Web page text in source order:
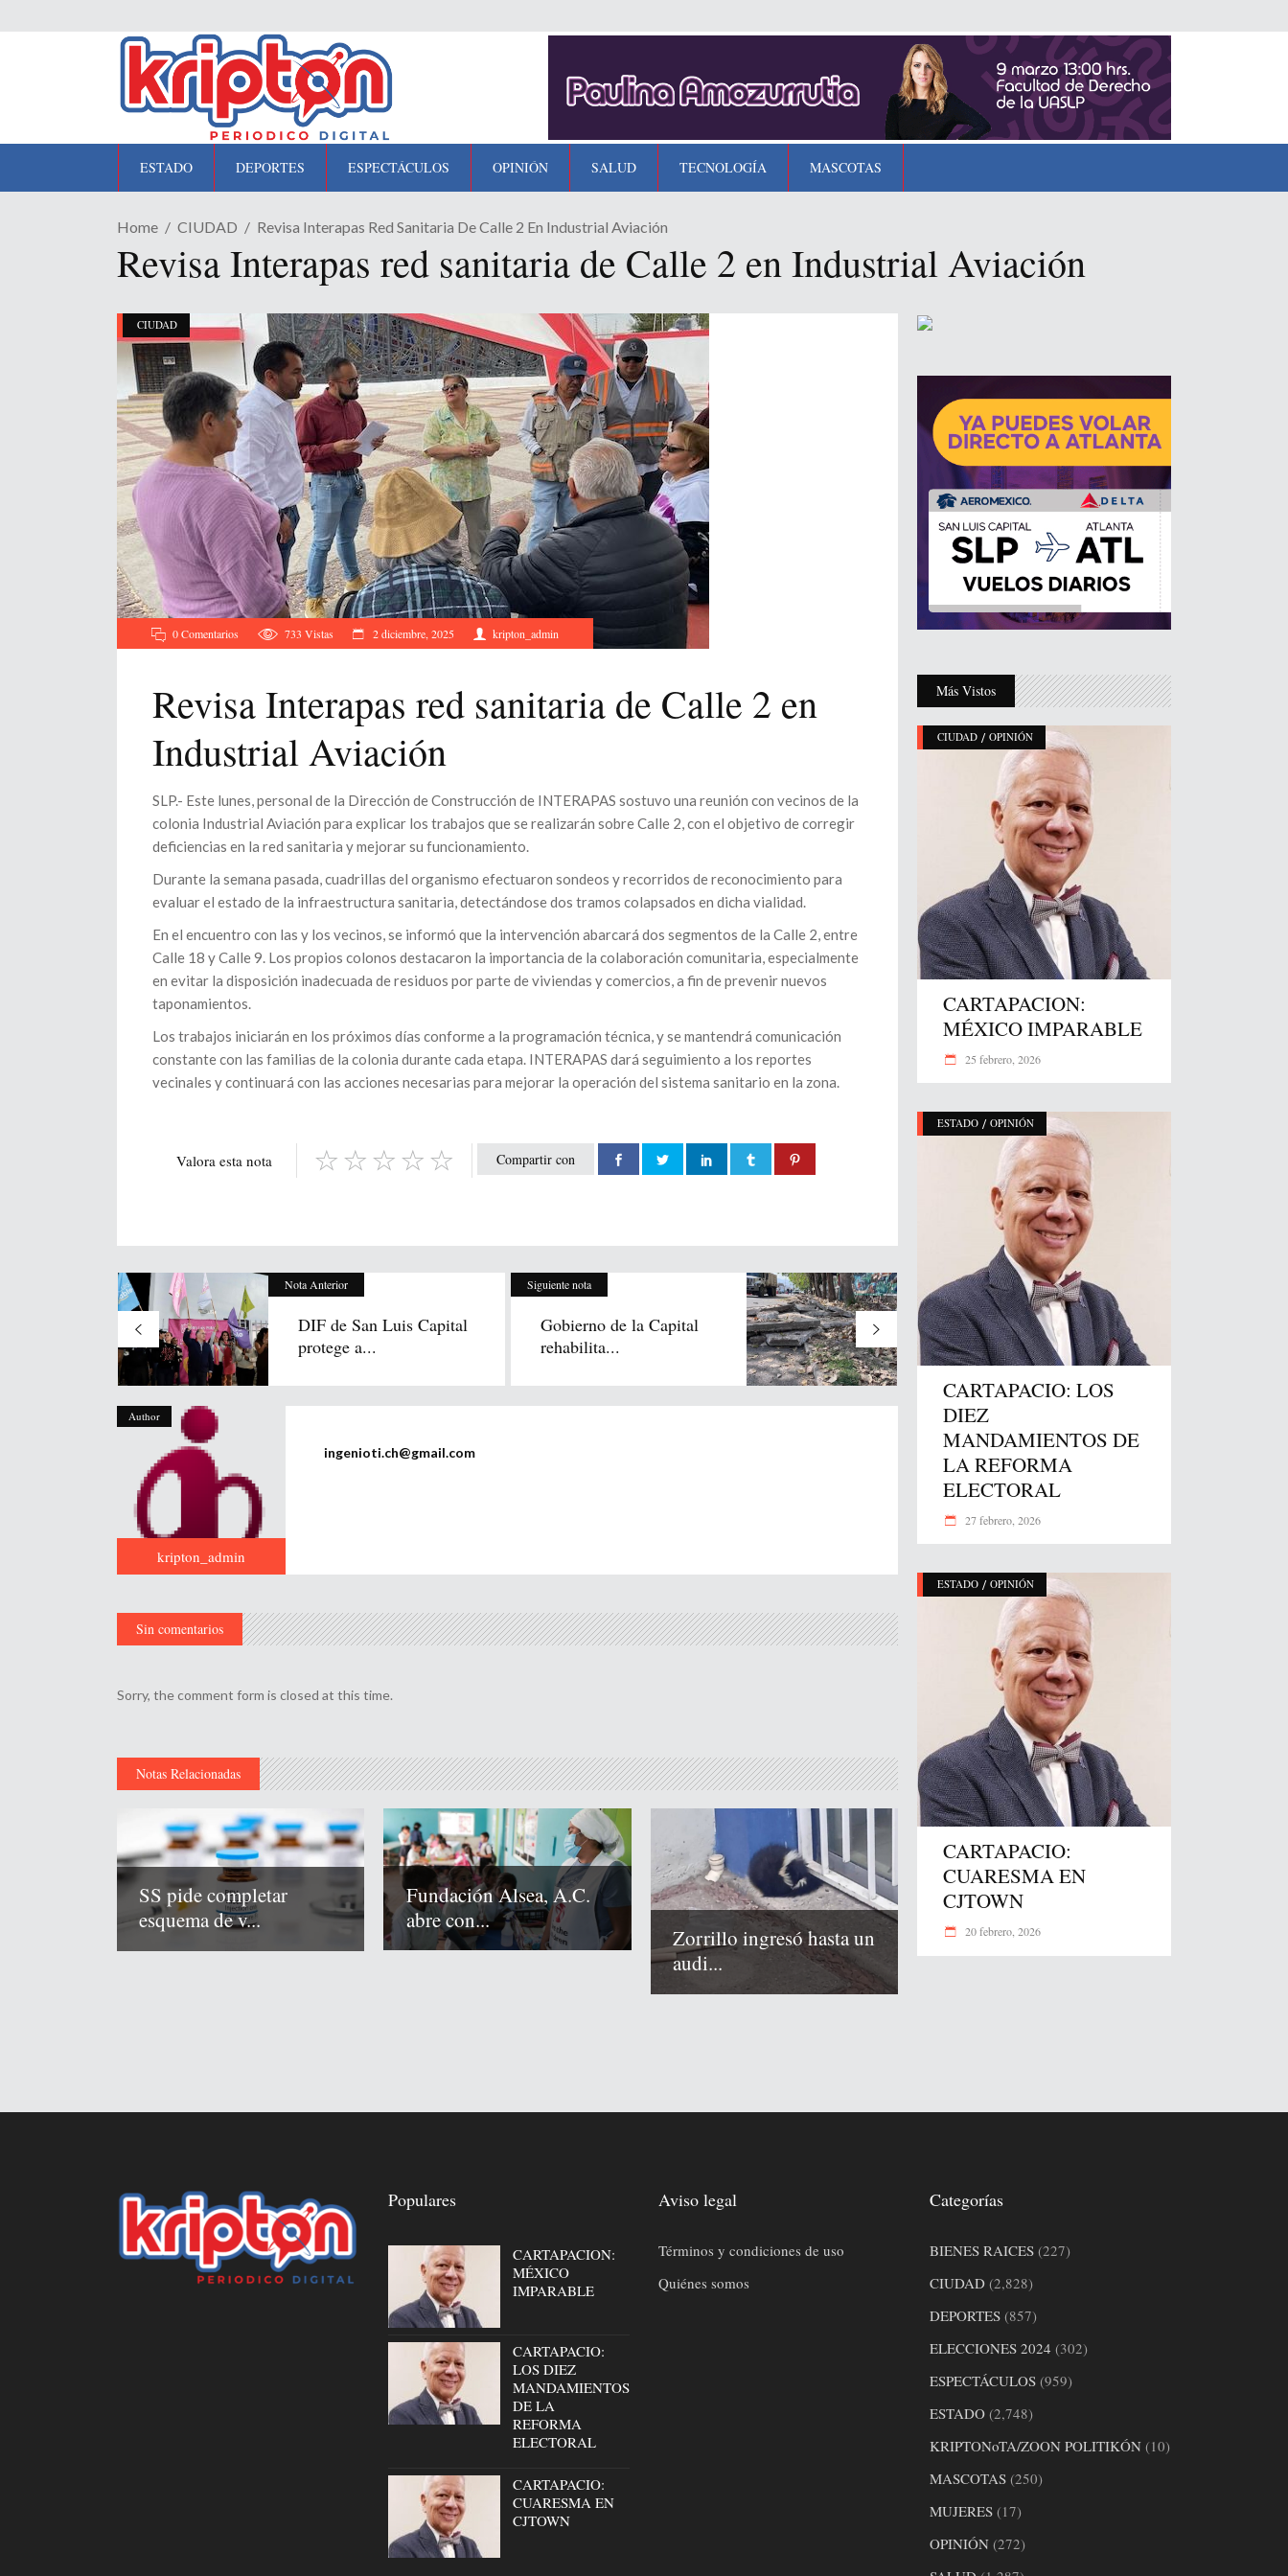
ESTADO DEPORTES ESPECTÁCULOS OPINIÓN SALUD TECNOLOGÍA MASCOTAS
Home CIUDAD Revisa Interapas Red Sanitaria De Calle 2 En Industrial Aviación
Revisa Interapas red sanitaria de Calle 2 en Industrial Aviación
CIUDAD
0 Comentarios 733 Vistas 2 diciembre, 2025 kripton_admin
Revisa Interapas red sanitaria de Calle 2 en
Industrial Aviación
SLP.- Este lunes, personal de la Dirección de Construcción de INTERAPAS sostuvo una reunión con vecinos de la
colonia Industrial Aviación para explicar los trabajos que se realizarán sobre Calle 2, con el objetivo de corregir
deficiencias en la red sanitaria y mejorar su funcionamiento.
Durante la semana pasada, cuadrillas del organismo efectuaron sondeos y recorridos de reconocimiento para
evaluar el estado de la infraestructura sanitaria, detectándose dos tramos colapsados en dicha vialidad.
En el encuentro con las y los vecinos, se informó que la intervención abarcará dos segmentos de la Calle 2, entre
Calle 18 y Calle 9. Los propios colonos destacaron la importancia de la colaboración comunitaria, especialmente
en evitar la disposición inadecuada de residuos por parte de viviendas y comercios, a fin de prevenir nuevos
taponamientos.
Los trabajos iniciarán en los próximos días conforme a la programación técnica, y se mantendrá comunicación
constante con las familias de la colonia durante cada etapa. INTERAPAS dará seguimiento a los reportes
vecinales y continuará con las acciones necesarias para mejorar la operación del sistema sanitario en la zona.
Compartir con
Valora esta nota
Nota Anterior
DIF de San Luis Capital
protege a...
Siguiente nota
Gobierno de la Capital
rehabilita...
Author
kripton_admin
ingenioti.ch@gmail.com
Sin comentarios
Sorry, the comment form is closed at this time.
Notas Relacionadas
SS pide completar
esquema de v...
Fundación Alsea, A.C.
abre con...
Zorrillo ingresó hasta un
audi...
Más Vistos
CIUDAD / OPINIÓN
CARTAPACION:
MÉXICO IMPARABLE
25 febrero, 2026
ESTADO / OPINIÓN
CARTAPACIO: LOS
DIEZ
MANDAMIENTOS DE
LA REFORMA
ELECTORAL
27 febrero, 2026
ESTADO / OPINIÓN
CARTAPACIO:
CUARESMA EN
CJTOWN
20 febrero, 2026
Populares
CARTAPACION:
MÉXICO
IMPARABLE
CARTAPACIO:
LOS DIEZ
MANDAMIENTOS
DE LA
REFORMA
ELECTORAL
CARTAPACIO:
CUARESMA EN
CJTOWN
Aviso legal
Términos y condiciones de uso
Quiénes somos
Categorías
BIENES RAICES(227)
CIUDAD(2,828)
DEPORTES(857)
ELECCIONES 2024 (302)
ESPECTÁCULOS(959)
ESTADO(2,748)
KRIPTONoTA/ZOON POLITIKÓN(10)
MASCOTAS(250)
MUJERES(17)
OPINIÓN(272)